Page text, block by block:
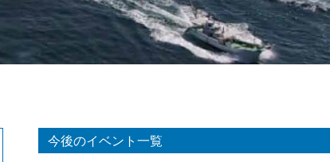
今後のイベント一覧